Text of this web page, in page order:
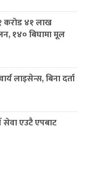
१ करोड ४१ लाख
१४० बिघामा मूल
लाइसेन्स, बिना दर्ता
सेवा एउटै एपबाट